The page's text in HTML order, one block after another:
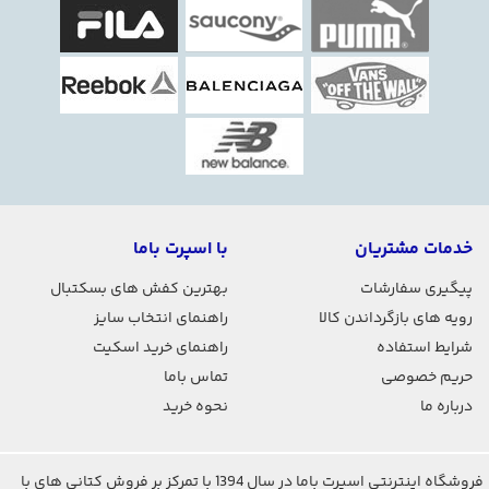
خدمات مشتریان
پیگیری سفارشات
رویه های بازگرداندن کالا
شرایط استفاده
حریم خصوصی
درباره ما
با اسپرت باما
بهترین کفش های بسکتبال
راهنمای انتخاب سایز
راهنمای خرید اسکیت
تماس باما
نحوه خرید
فروشگاه اینترنتی اسپرت باما در سال 1394 با تمرکز بر فروش کتانی های با